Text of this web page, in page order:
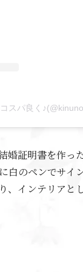
スパ良く
婚証明書を作っ
のペンでサイ
、インテリア